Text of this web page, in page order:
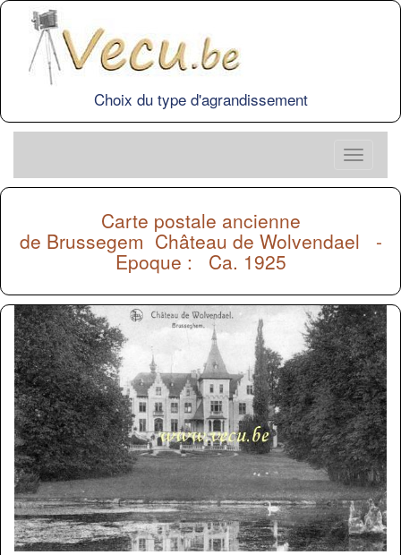
Choix du type d'agrandissement
Carte postale ancienne
de Brussegem Château de Wolvendael -
Epoque : Ca. 1925